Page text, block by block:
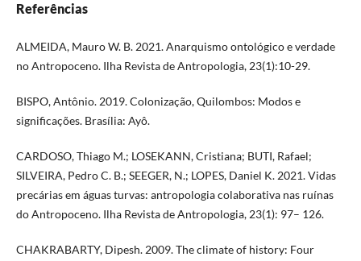
Referências
ALMEIDA, Mauro W. B. 2021. Anarquismo ontológico e verdade
no Antropoceno. Ilha Revista de Antropologia, 23(1):10-29.
BISPO, Antônio. 2019. Colonização, Quilombos: Modos e
significações. Brasília: Ayô.
CARDOSO, Thiago M.; LOSEKANN, Cristiana; BUTI, Rafael;
SILVEIRA, Pedro C. B.; SEEGER, N.; LOPES, Daniel K. 2021. Vidas
precárias em águas turvas: antropologia colaborativa nas ruínas
do Antropoceno. Ilha Revista de Antropologia, 23(1): 97– 126.
CHAKRABARTY, Dipesh. 2009. The climate of history: Four